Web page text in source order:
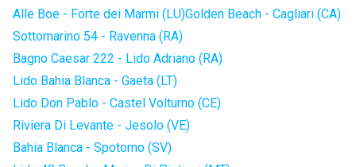
Alle Boe - Forte dei Marmi (LU)Golden Beach - Cagliari (CA)
Sottomarino 54 - Ravenna (RA)
Bagno Caesar 222 - Lido Adriano (RA)
Lido Bahia Blanca - Gaeta (LT)
Lido Don Pablo - Castel Volturno (CE)
Riviera Di Levante - Jesolo (VE)
Bahia Blanca - Spotorno (SV)